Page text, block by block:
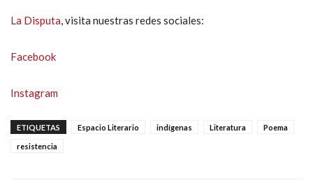
La Disputa, visita nuestras redes sociales:
Facebook
Instagram
ETIQUETAS Espacio Literario indígenas Literatura Poema
resistencia